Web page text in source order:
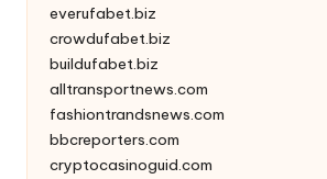
everufabet.biz
crowdufabet.biz
buildufabet.biz
alltransportnews.com
fashiontrandsnews.com
bbcreporters.com
cryptocasinoguid.com